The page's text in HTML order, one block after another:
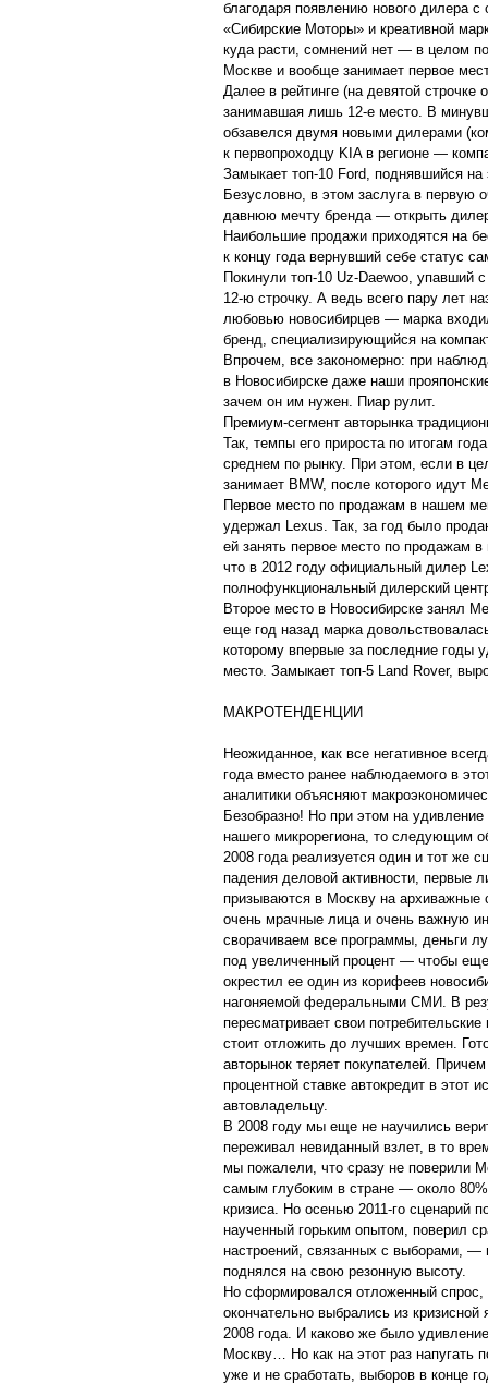
благодаря появлению нового дилера
«Сибирские Моторы» и креативной
куда расти, сомнений нет — в целом
Москве и вообще занимает первое
Далее в рейтинге (на девятой строчке
занимавшая лишь 12-е место. В
обзавелся двумя новыми дилерами
к первопроходцу KIA в регионе —
Замыкает топ-10 Ford, поднявшийся
Безусловно, в этом заслуга в
давнюю мечту бренда — открыть
Наибольшие продажи приходятся на
к концу года вернувший себе статус
Покинули топ-10 Uz-Daewoo, упавший
12-ю строчку. А ведь всего пару лет
любовью новосибирцев — марка
бренд, специализирующийся на
Впрочем, все закономерно: при
в Новосибирске даже наши
зачем он им нужен. Пиар рулит.
Премиум-сегмент авторынка
Так, темпы его прироста по итогам
среднем по рынку. При этом, если в
занимает BMW, после которого идут
Первое место по продажам в нашем
удержал Lexus. Так, за год было
ей занять первое место по продажам
что в 2012 году официальный дилер
полнофункциональный дилерский
Второе место в Новосибирске занял
еще год назад марка
которому впервые за последние годы
место. Замыкает топ-5 Land Rover,
МАКРОТЕНДЕНЦИИ
Неожиданное, как все негативное
года вместо ранее наблюдаемого в
аналитики объясняют
Безобразно! Но при этом на
нашего микрорегиона, то следующим
2008 года реализуется один и тот же
падения деловой активности, первые
призываются в Москву на
очень мрачные лица и очень важную
сворачиваем все программы, деньги
под увеличенный процент — чтобы
окрестил ее один из корифеев
нагоняемой федеральными СМИ. В
пересматривает свои
стоит отложить до лучших времен.
авторынок теряет покупателей.
процентной ставке автокредит в этот
автовладельцу.
В 2008 году мы еще не научились
переживал невиданный взлет, в то
мы пожалели, что сразу не поверили
самым глубоким в стране — около
кризиса. Но осенью 2011-го сценарий
наученный горьким опытом, поверил
настроений, связанных с выборами, —
поднялся на свою резонную высоту.
Но сформировался отложенный
окончательно выбрались из
2008 года. И каково же было
Москву… Но как на этот раз напугать
уже и не сработать, выборов в конце